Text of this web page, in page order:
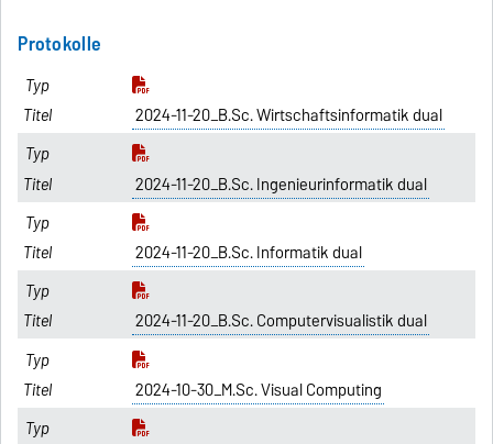
Protokolle
2024-11-20_B.Sc. Wirtschaftsinformatik dual
2024-11-20_B.Sc. Ingenieurinformatik dual
2024-11-20_B.Sc. Informatik dual
2024-11-20_B.Sc. Computervisualistik dual
2024-10-30_M.Sc. Visual Computing